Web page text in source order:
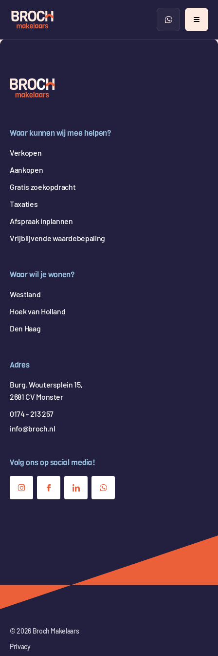
Waar kunnen wij mee helpen?
Verkopen
Aankopen
Gratis zoekopdracht
Taxaties
Afspraak inplannen
Vrijblijvende waardebepaling
Waar wil je wonen?
Westland
Hoek van Holland
Den Haag
Adres
Burg. Woutersplein 15,
2681 CV Monster
0174 - 213 257
info@broch.nl
Volg ons op social media!
© 2026 Broch Makelaars
Privacy